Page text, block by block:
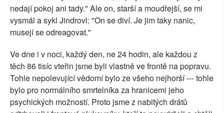
nedají pokoj ani tady." Ale on, starší a moudřejší, se mi
vysmál a sykl Jindrovi: "On se diví. Je jim taky nanic,
musejí se odreagovat."
Ve dne i v noci, každý den, ne 24 hodin, ale každou z
těch 86 tisíc vteřin jsme byli vlastně ve frontě na popravu.
Tohle nepolevující vědomí bylo ze všeho nejhorší --- tohle
bylo pro normálního smrtelníka za hranicemi jeho
psychických možností. Proto jsme z nabitých drátů